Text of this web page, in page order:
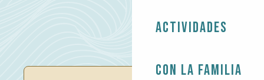
Actividades
Con la familia